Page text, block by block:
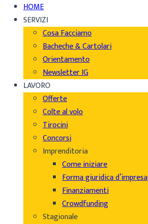
HOME
SERVIZI
Cosa Facciamo
Bacheche & Cartolari
Orientamento
Newsletter IG
LAVORO
Offerte
Colte al volo
Tirocini
Concorsi
Imprenditoria
Come iniziare
Forma giuridica d’impresa
Finanziamenti
Crowdfunding
Stagionale